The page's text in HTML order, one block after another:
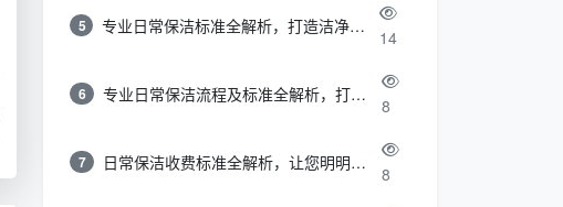
5 专业日常保洁标准全解析，打造洁净舒适生活空间
14
6 专业日常保洁流程及标准全解析，打造洁净舒适环境
8
7 日常保洁收费标准全解析，让您明明白白消费
8